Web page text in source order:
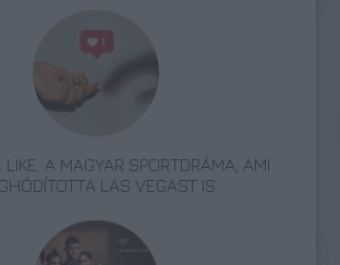
LIKE: A MAGYAR SPORTDRÁMA, AMI
LAS VEGAST IS